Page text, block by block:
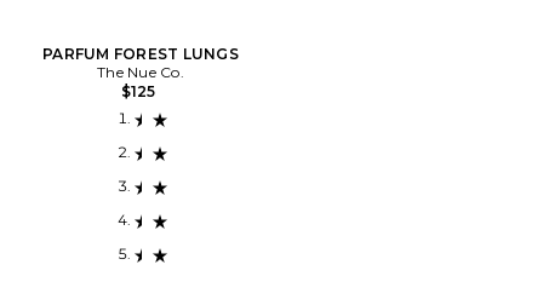
PARFUM FOREST LUNGS
The Nue Co.
$125